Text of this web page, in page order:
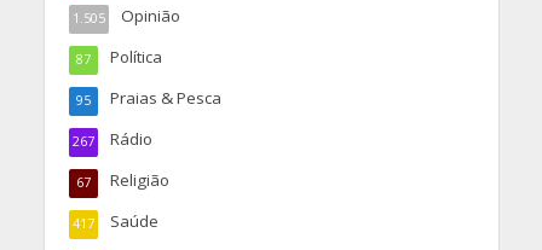
Opinião
1.505
Política
87
Praias & Pesca
95
Rádio
267
Religião
67
Saúde
417